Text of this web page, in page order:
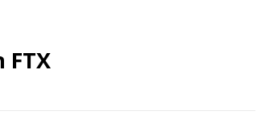
FTX